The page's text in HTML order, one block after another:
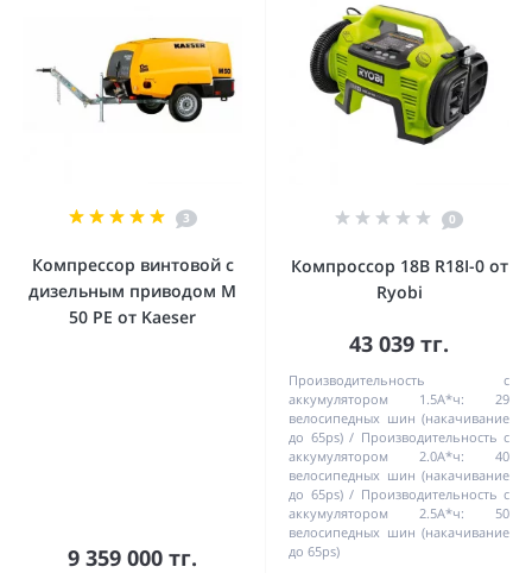
3
Компрессор винтовой с
дизельным приводом М
50 PE от Kaeser
9 359 000 тг.
0
Компроссор 18В R18I-0 от
Ryobi
43 039 тг.
Производительность с
аккумулятором 1.5А*ч:
29
велосипедных шин (накачивание
до 65ps)
Производительность с
аккумулятором 2.0А*ч:
40
велосипедных шин (накачивание
до 65ps)
Производительность с
аккумулятором 2.5А*ч:
50
велосипедных шин (накачивание
до 65ps)